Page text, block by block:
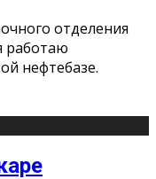
отделения
работаю
нефтебазе.